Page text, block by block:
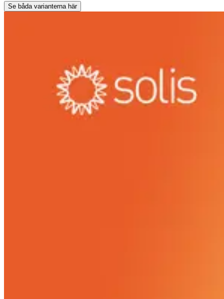
Se båda varianterna här